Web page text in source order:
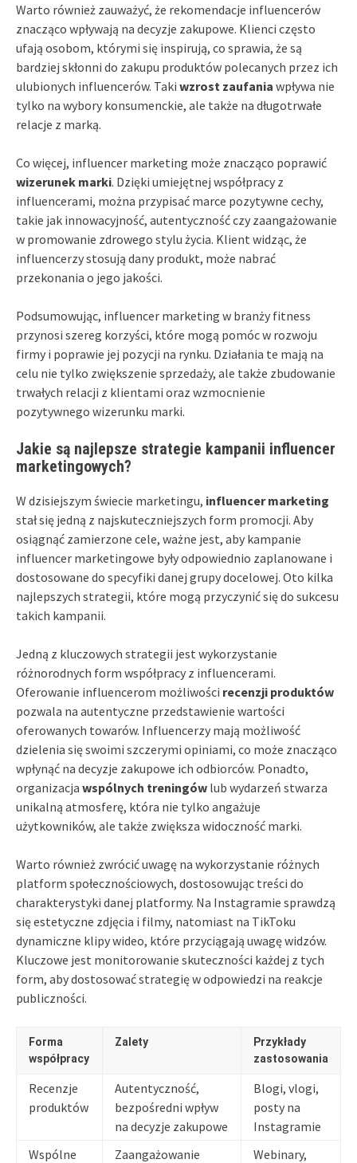
Warto również zauważyć, że rekomendacje influencerów
znacząco wpływają na decyzje zakupowe. Klienci często
ufają osobom, którymi się inspirują, co sprawia, że są
bardziej skłonni do zakupu produktów polecanych przez ich
ulubionych influencerów. Taki wzrost zaufania wpływa nie
tylko na wybory konsumenckie, ale także na długotrwałe
relacje z marką.
Co więcej, influencer marketing może znacząco poprawić
wizerunek marki. Dzięki umiejętnej współpracy z
influencerami, można przypisać marce pozytywne cechy,
takie jak innowacyjność, autentyczność czy zaangażowanie
w promowanie zdrowego stylu życia. Klient widząc, że
influencerzy stosują dany produkt, może nabrać
przekonania o jego jakości.
Podsumowując, influencer marketing w branży fitness
przynosi szereg korzyści, które mogą pomóc w rozwoju
firmy i poprawie jej pozycji na rynku. Działania te mają na
celu nie tylko zwiększenie sprzedaży, ale także zbudowanie
trwałych relacji z klientami oraz wzmocnienie
pozytywnego wizerunku marki.
Jakie są najlepsze strategie kampanii influencer
marketingowych?
W dzisiejszym świecie marketingu, influencer marketing
stał się jedną z najskuteczniejszych form promocji. Aby
osiągnąć zamierzone cele, ważne jest, aby kampanie
influencer marketingowe były odpowiednio zaplanowane i
dostosowane do specyfiki danej grupy docelowej. Oto kilka
najlepszych strategii, które mogą przyczynić się do sukcesu
takich kampanii.
Jedną z kluczowych strategii jest wykorzystanie
różnorodnych form współpracy z influencerami.
Oferowanie influencerom możliwości recenzji produktów
pozwala na autentyczne przedstawienie wartości
oferowanych towarów. Influencerzy mają możliwość
dzielenia się swoimi szczerymi opiniami, co może znacząco
wpłynąć na decyzje zakupowe ich odbiorców. Ponadto,
organizacja wspólnych treningów lub wydarzeń stwarza
unikalną atmosferę, która nie tylko angażuje
użytkowników, ale także zwiększa widoczność marki.
Warto również zwrócić uwagę na wykorzystanie różnych
platform społecznościowych, dostosowując treści do
charakterystyki danej platformy. Na Instagramie sprawdzą
się estetyczne zdjęcia i filmy, natomiast na TikToku
dynamiczne klipy wideo, które przyciągają uwagę widzów.
Kluczowe jest monitorowanie skuteczności każdej z tych
form, aby dostosować strategię w odpowiedzi na reakcje
publiczności.
Forma
współpracy
Zalety
Przykłady
zastosowania
Recenzje
produktów
Autentyczność,
bezpośredni wpływ
na decyzje zakupowe
Blogi, vlogi,
posty na
Instagramie
Wspólne
Zaangażowanie
Webinary,